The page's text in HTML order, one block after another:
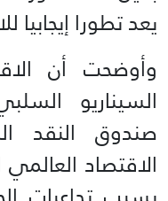
يعد تطورا إيجابيا
وأوضحت أن
السيناريو
صندوق النقد
الاقتصاد